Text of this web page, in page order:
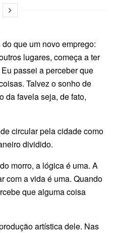
que um novo emprego:
lugares, começa a ter
passei a perceber que
Talvez o sonho de
da favela seja, de fato,
circular pela cidade como
dividido.
morro, a lógica é uma. A
com a vida é uma. Quando
que alguma coisa
artística dele. Nas